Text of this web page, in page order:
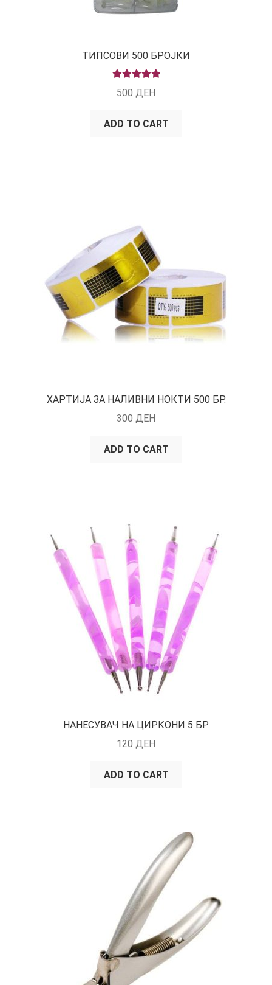
ТИПСОВИ 500 БРОЈКИ
OUT OF 5
500 ДЕН
ADD TO CART
ХАРТИЈА ЗА НАЛИВНИ НОКТИ 500 БР.
300 ДЕН
ADD TO CART
НАНЕСУВАЧ НА ЦИРКОНИ 5 БР.
120 ДЕН
ADD TO CART